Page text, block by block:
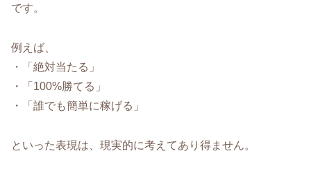
です。
例えば、
・「絶対当たる」
・「100%勝てる」
・「誰でも簡単に稼げる」
といった表現は、現実的に考えてあり得ません。